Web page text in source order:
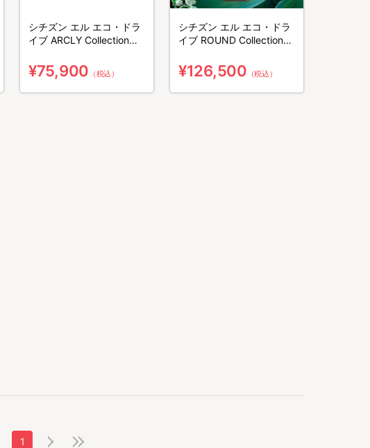
シチズン エル エコ・ドラ
イブ ARCLY Collection／
¥75,900 （税込）
シチズン エル エコ・ドラ
イブ ROUND Collection／
¥126,500 （税込）
1